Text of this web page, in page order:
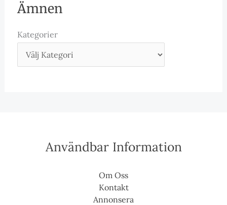
Ämnen
Kategorier
Användbar Information
Om Oss
Kontakt
Annonsera